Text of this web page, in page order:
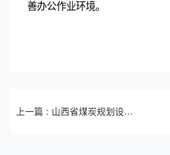
善办公作业环境。
上一篇 : 山西省煤炭规划设计院（集团）有限公司2025年三季度财务等重